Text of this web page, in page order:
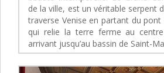
de la ville, est un véritable serpent
traverse Venise en partant du
qui relie la terre ferme au
arrivant jusqu’au bassin de Saint-